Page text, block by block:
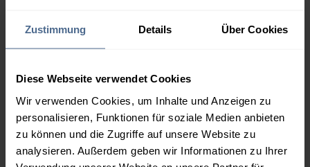
Zustimmung Details Über Cookies
Diese Webseite verwendet Cookies
Wir verwenden Cookies, um Inhalte und Anzeigen zu
personalisieren, Funktionen für soziale Medien anbieten
zu können und die Zugriffe auf unsere Website zu
analysieren. Außerdem geben wir Informationen zu Ihrer
2.000 Liter 0,00 €
3.000 Liter
155,25 €
5.000 Liter
153,81 €
153,81 €
0,00 €
Preise für Heizöl in Standardqualität nach Ö-Norm C 1109 in € / 100